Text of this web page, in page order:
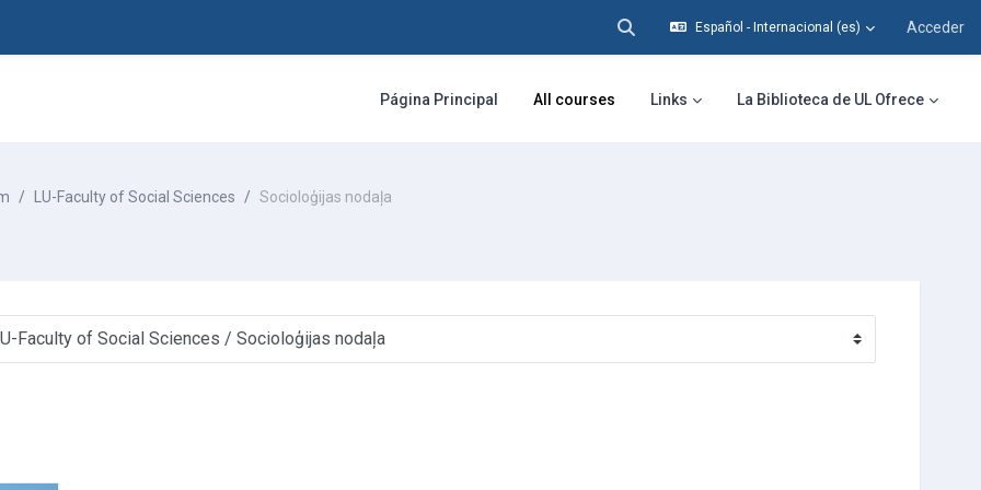
Selector de búsqueda de entrada
Español - Internacional ‎(es)‎ Acceder
Página Principal All courses Links La Biblioteca de UL Ofrece
LU-Faculty of Social Sciences Socioloģijas nodaļa